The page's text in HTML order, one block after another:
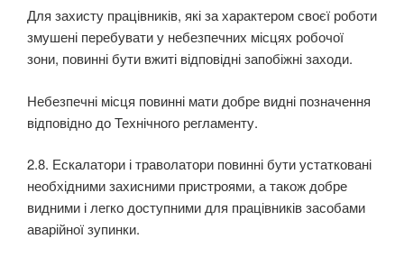
Для захисту працівників, які за характером своєї роботи
змушені перебувати у небезпечних місцях робочої
зони, повинні бути вжиті відповідні запобіжні заходи.
Небезпечні місця повинні мати добре видні позначення
відповідно до Технічного регламенту.
2.8. Ескалатори і траволатори повинні бути устатковані
необхідними захисними пристроями, а також добре
видними і легко доступними для працівників засобами
аварійної зупинки.